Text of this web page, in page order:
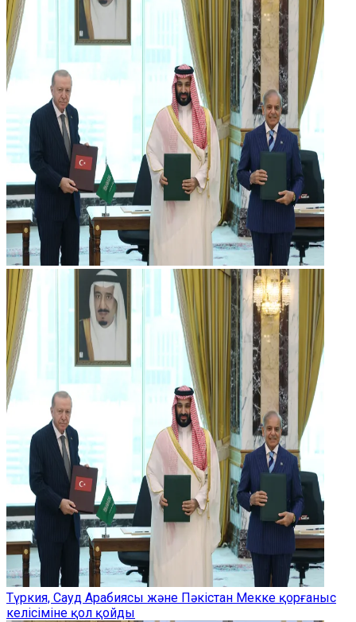
Түркия, Сауд Арабиясы және Пәкістан Мекке қорғаныс
келісіміне қол қойды